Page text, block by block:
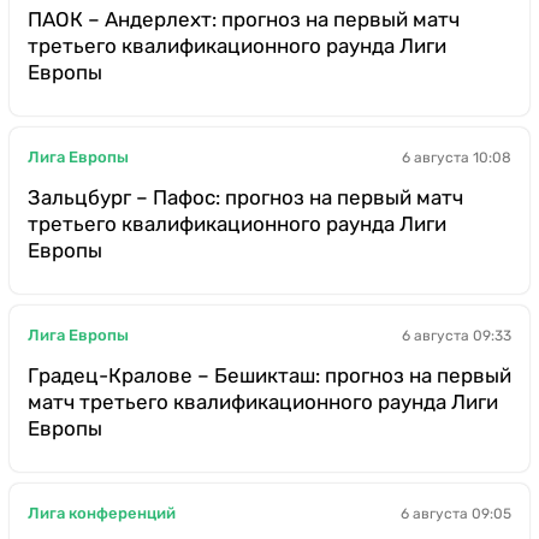
ПАОК – Андерлехт: прогноз на первый матч
третьего квалификационного раунда Лиги
Европы
Лига Европы 6 августа 10:08
Зальцбург – Пафос: прогноз на первый матч
третьего квалификационного раунда Лиги
Европы
Лига Европы 6 августа 09:33
Градец-Кралове – Бешикташ: прогноз на первый
матч третьего квалификационного раунда Лиги
Европы
Лига конференций 6 августа 09:05